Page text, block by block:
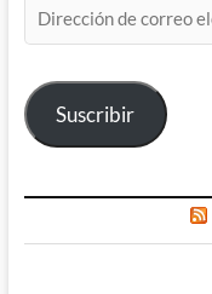
de
electrónico
Suscribir